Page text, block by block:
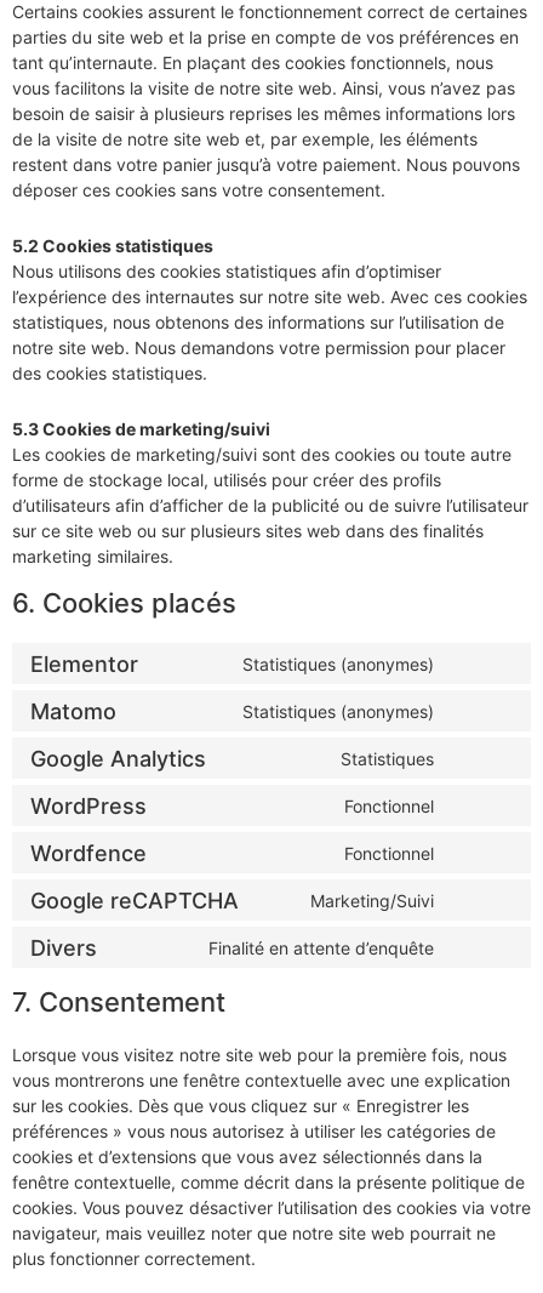
Certains cookies assurent le fonctionnement correct de certaines
parties du site web et la prise en compte de vos préférences en
tant qu’internaute. En plaçant des cookies fonctionnels, nous
vous facilitons la visite de notre site web. Ainsi, vous n’avez pas
besoin de saisir à plusieurs reprises les mêmes informations lors
de la visite de notre site web et, par exemple, les éléments
restent dans votre panier jusqu’à votre paiement. Nous pouvons
déposer ces cookies sans votre consentement.
5.2 Cookies statistiques
Nous utilisons des cookies statistiques afin d’optimiser
l’expérience des internautes sur notre site web. Avec ces cookies
statistiques, nous obtenons des informations sur l’utilisation de
notre site web. Nous demandons votre permission pour placer
des cookies statistiques.
5.3 Cookies de marketing/suivi
Les cookies de marketing/suivi sont des cookies ou toute autre
forme de stockage local, utilisés pour créer des profils
d’utilisateurs afin d’afficher de la publicité ou de suivre l’utilisateur
sur ce site web ou sur plusieurs sites web dans des finalités
marketing similaires.
6. Cookies placés
Elementor Statistiques (anonymes)
Matomo Statistiques (anonymes)
Google Analytics Statistiques
WordPress Fonctionnel
Wordfence Fonctionnel
Google reCAPTCHA Marketing/Suivi
Divers Finalité en attente d’enquête
7. Consentement
Lorsque vous visitez notre site web pour la première fois, nous
vous montrerons une fenêtre contextuelle avec une explication
sur les cookies. Dès que vous cliquez sur « Enregistrer les
préférences » vous nous autorisez à utiliser les catégories de
cookies et d’extensions que vous avez sélectionnés dans la
fenêtre contextuelle, comme décrit dans la présente politique de
cookies. Vous pouvez désactiver l’utilisation des cookies via votre
navigateur, mais veuillez noter que notre site web pourrait ne
plus fonctionner correctement.